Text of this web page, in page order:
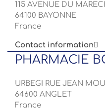
115 AVENUE DU
64100 BAYONNE
France
Contact information
PHARMACIE
URBEGI RUE JEAN
64600 ANGLET
France